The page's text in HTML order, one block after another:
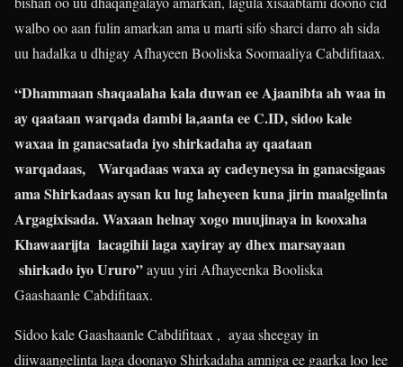
walbo oo aan fulin amarkan ama u marti sifo sharci darro ah sida
uu hadalka u dhigay Afhayeen Booliska Soomaaliya Cabdifitaax.
“Dhammaan shaqaalaha kala duwan ee Ajaanibta ah waa in
ay qaataan warqada dambi la,aanta ee C.ID, sidoo kale
waxaa in ganacsatada iyo shirkadaha ay qaataan
warqadaas, Warqadaas waxa ay cadeyneysa in ganacsigaas
ama Shirkadaas aysan ku lug laheyeen kuna jirin maalgelinta
Argagixisada. Waxaan helnay xogo muujinaya in kooxaha
Khawaarijta lacagihii laga xayiray ay dhex marsayaan
shirkado iyo Ururo”ayuu yiri Afhayeenka Booliska
Gaashaanle Cabdifitaax.
Sidoo kale Gaashaanle Cabdifitaax , ayaa sheegay in
diiwaangelinta laga doonayo Shirkadaha amniga ee gaarka loo lee